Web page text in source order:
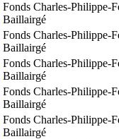
Fonds Charles-Philippe-
Baillairgé
Fonds Charles-Philippe-
Baillairgé
Fonds Charles-Philippe-
Baillairgé
Fonds Charles-Philippe-
Baillairgé
Fonds Charles-Philippe-
Baillairgé